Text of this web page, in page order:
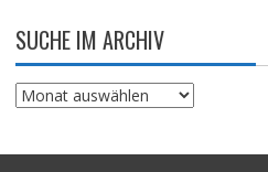
SUCHE IM ARCHIV
Suche